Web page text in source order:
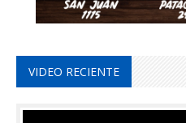
VIDEO RECIENTE